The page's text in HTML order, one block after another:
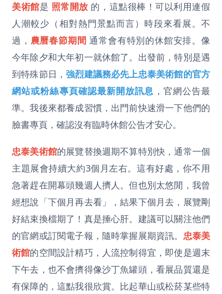
美術館是 照常開放 的，這點很棒！可以利用連假
人潮較少（相對熱門景點而言）時段來看展。不
過， 農曆春節期間 通常會有特別的休館安排。像
今年除夕和大年初一就休館了。出發前，特別是遇
到特殊節日，強烈建議務必先上忠泰美術館的官方
網站或粉絲專頁確認最新開放訊息 ，官網公告最
準。我後來都養成習慣，出門前快速滑一下他們的
臉書專頁，確認沒有臨時休館公告才安心。
忠泰美術館的展覽替換週期不算特別快，通常一個
主題展會持續大約3個月左右。這有好處，你不用
急著趕在開幕頭幾週人擠人。但也別太悠閒，我曾
經想說「下個月再去看」，結果下個月去，展覽剛
好結束換檔期了！真是捶心肝。建議可以關注他們
的官網或訂閱電子報，隨時掌握展期資訊。 忠泰美
術館的空間設計精巧，人流控制得宜，即使是週末
下午去，也不會擠得像沙丁魚罐頭，看展品質還是
有保障的，這點我很欣賞。比起華山或松菸某些特